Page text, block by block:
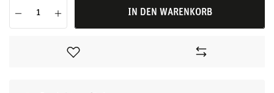
IN DEN WARENKORB